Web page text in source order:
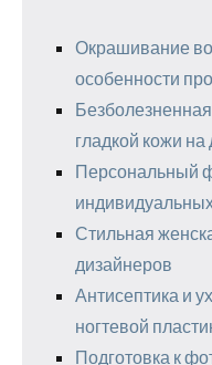
Окрашивание
особенности
гладкой кожи
Персональный
Стильная
дизайнеров
Антисептика и
ногтевой
Подготовка к